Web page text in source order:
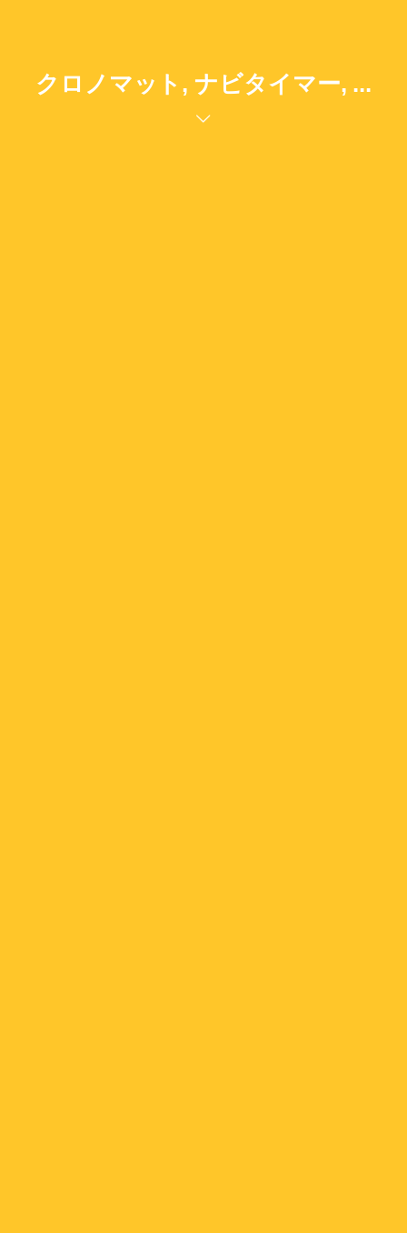
クロノマット, ナビタイマー, ...